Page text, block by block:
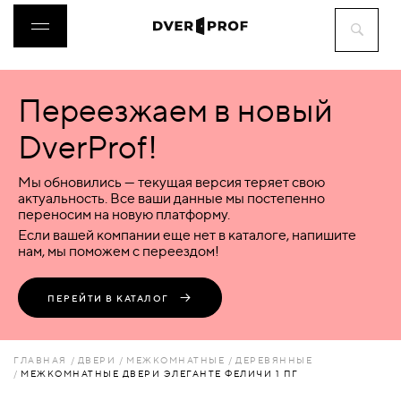
ДВЕРИ
ФУРНИТУРА
ВОРОТА
ПЕРЕГОРОДКИ
Переезжаем в новый
DverProf!
Мы обновились — текущая версия теряет свою
актуальность. Все ваши данные мы постепенно
переносим на новую платформу.
Если вашей компании еще нет в каталоге, напишите
нам, мы поможем с переездом!
ПЕРЕЙТИ В КАТАЛОГ
ГЛАВНАЯ ДВЕРИ МЕЖКОМНАТНЫЕ
ДЕРЕВЯННЫЕ
МЕЖКОМНАТНЫЕ ДВЕРИ ЭЛЕГАНТЕ ФЕЛИЧИ 1 ПГ